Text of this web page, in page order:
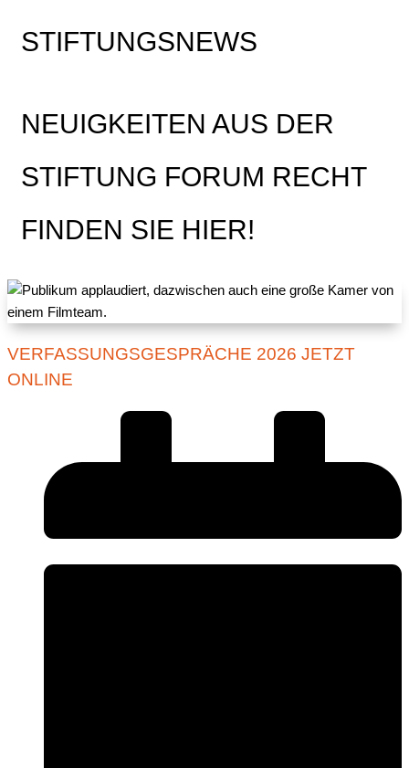
STIFTUNGSNEWS
NEUIGKEITEN AUS DER
STIFTUNG FORUM RECHT
FINDEN SIE HIER!
VERFASSUNGSGESPRÄCHE 2026 JETZT
ONLINE